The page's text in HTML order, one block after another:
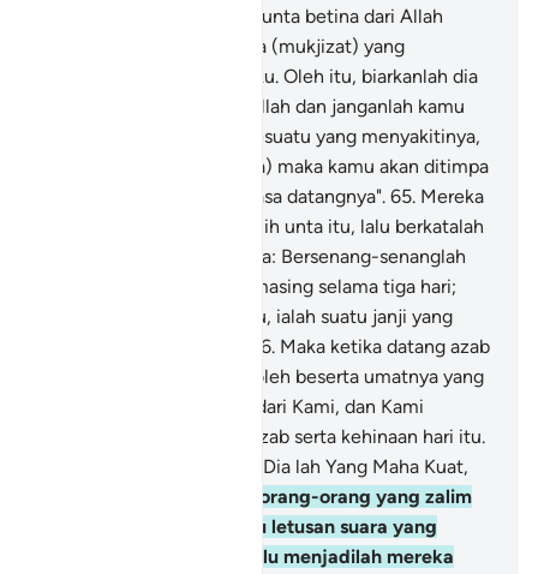
wahai kaumku! Ini adalah unta betina dari Allah
untuk kamu sebagai tanda (mukjizat) yang
membuktikan kebenaranku. Oleh itu, biarkanlah dia
mencari makan di bumi Allah dan janganlah kamu
menyentuhnya dengan sesuatu yang menyakitinya,
(kalau kamu menyakitinya) maka kamu akan ditimpa
azab seksa yang dekat masa datangnya". 65. Mereka
kemudiannya menyembelih unta itu, lalu berkatalah
Nabi Soleh kepada mereka: Bersenang-senanglah
kamu di tempat masing-masing selama tiga hari;
tempoh yang demikian itu, ialah suatu janji yang
66. Maka ketika datang azab
kami, kami selamatkan Soleh beserta umatnya yang
beriman, dengan rahmat dari Kami, dan Kami
selamatkan mereka dari azab serta kehinaan hari itu.
Sesungguhnya Tuhanmu, Dia lah Yang Maha Kuat,
Dan orang-orang yang zalim
itu, dibinasakan oleh satu letusan suara yang
menggempakan bumi, lalu menjadilah mereka